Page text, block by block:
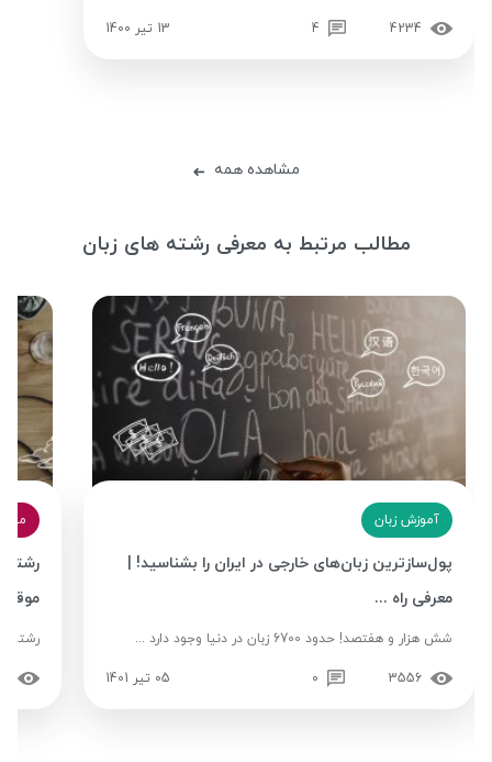
4234
4 13 تیر 1400
مشاهده همه ➜
مطالب مرتبط به معرفی رشته های زبان
آموزش زبان
پول‌سازترین زبان‌های خارجی در ایران را بشناسید! |
معرفی راه‌ ...
شش هزار و هفتصد! حدود 6700 زبان در دنیا وجود دارد ...
3556
0 05 تیر 1401
رشته
رشته